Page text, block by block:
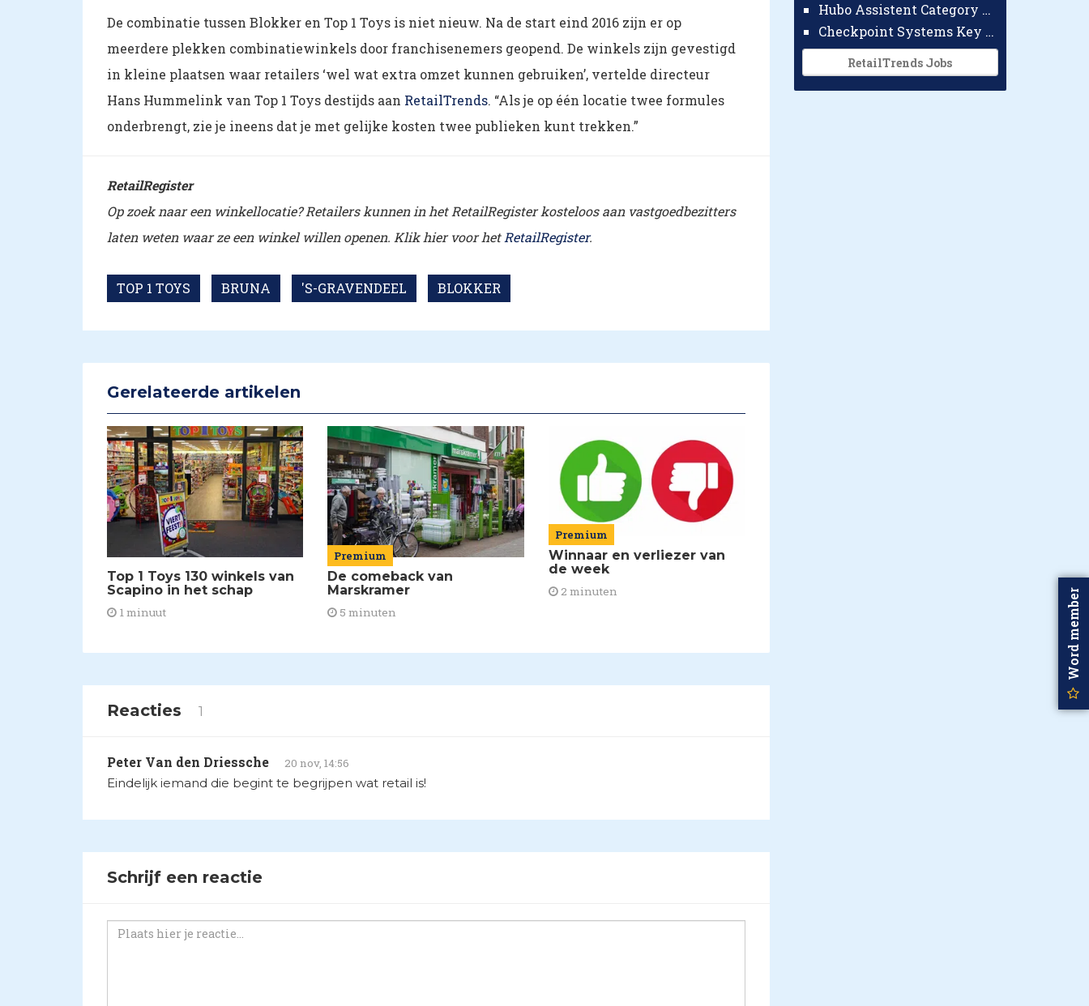
De combinatie tussen Blokker en Top 1 Toys is niet nieuw. Na de start eind 2016 zijn er op
meerdere plekken combinatiewinkels door franchisenemers geopend. De winkels zijn gevestigd
in kleine plaatsen waar retailers ‘wel wat extra omzet kunnen gebruiken’, vertelde directeur
Hans Hummelink van Top 1 Toys destijds aan RetailTrends. “Als je op één locatie twee formules
onderbrengt, zie je ineens dat je met gelijke kosten twee publieken kunt trekken.”
RetailRegister
Op zoek naar een winkellocatie? Retailers kunnen in het RetailRegister kosteloos aan vastgoedbezitters
laten weten waar ze een winkel willen openen. Klik hier voor het RetailRegister.
TOP 1 TOYS BRUNA 'S-GRAVENDEEL BLOKKER
Gerelateerde artikelen
Top 1 Toys 130 winkels van
Scapino in het schap
1 minuut
Premium
De comeback van
Marskramer
5 minuten
Premium
Winnaar en verliezer van
de week
2 minuten
Reacties 1
Peter Van den Driessche 20 nov, 14:56
Eindelijk iemand die begint te begrijpen wat retail is!
Schrijf een reactie
Hubo Assistent Category Manager
Checkpoint Systems Key Accountmanager Benelux
RetailTrends Jobs
Word member